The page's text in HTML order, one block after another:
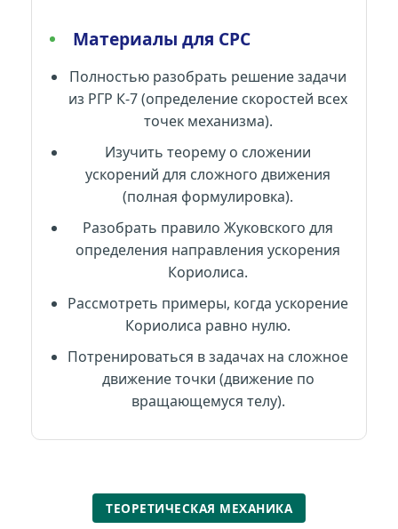
Материалы для СРС
Полностью разобрать решение задачи
из РГР К-7 (определение скоростей всех
точек механизма).
Изучить теорему о сложении
ускорений для сложного движения
(полная формулировка).
Разобрать правило Жуковского для
определения направления ускорения
Кориолиса.
Рассмотреть примеры, когда ускорение
Кориолиса равно нулю.
Потренироваться в задачах на сложное
движение точки (движение по
вращающемуся телу).
ТЕОРЕТИЧЕСКАЯ МЕХАНИКА